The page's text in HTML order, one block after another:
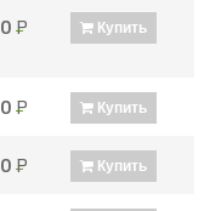
0Р Купить
0Р Купить
0Р Купить